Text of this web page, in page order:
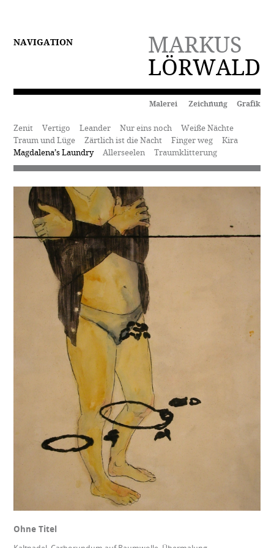
MARKUS
LÖRWALD
NAVIGATION
Malerei Zeichnung Grafik
Zenit Vertigo Leander Nur eins noch
Weiße Nächte
Traum und Lüge
Zärtlich ist die Nacht Finger weg
Kira
Magdalena’s Laundry
Allerseelen Traumklitterung
Ohne Titel